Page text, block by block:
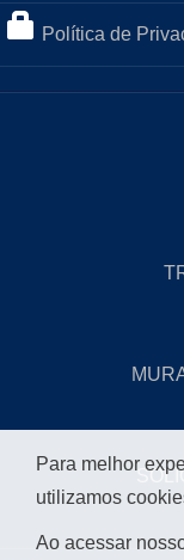
Política de
Para melhor
utilizamos
Ao acessar